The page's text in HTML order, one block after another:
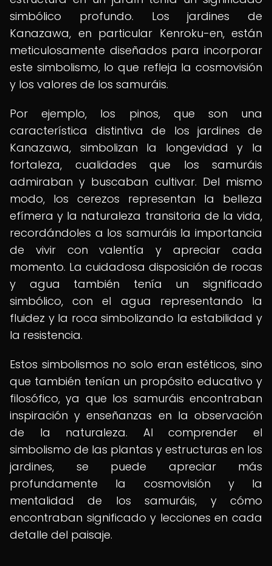
simbólico profundo. Los jardines de
Kanazawa, en particular Kenroku-en, están
meticulosamente diseñados para incorporar
este simbolismo, lo que refleja la cosmovisión
y los valores de los samuráis.
Por ejemplo, los pinos, que son una
característica distintiva de los jardines de
Kanazawa, simbolizan la longevidad y la
fortaleza, cualidades que los samuráis
admiraban y buscaban cultivar. Del mismo
modo, los cerezos representan la belleza
efímera y la naturaleza transitoria de la vida,
recordándoles a los samuráis la importancia
de vivir con valentía y apreciar cada
momento. La cuidadosa disposición de rocas
y agua también tenía un significado
simbólico, con el agua representando la
fluidez y la roca simbolizando la estabilidad y
la resistencia.
Estos simbolismos no solo eran estéticos, sino
que también tenían un propósito educativo y
filosófico, ya que los samuráis encontraban
inspiración y enseñanzas en la observación
de la naturaleza. Al comprender el
simbolismo de las plantas y estructuras en los
jardines, se puede apreciar más
profundamente la cosmovisión y la
mentalidad de los samuráis, y cómo
encontraban significado y lecciones en cada
detalle del paisaje.